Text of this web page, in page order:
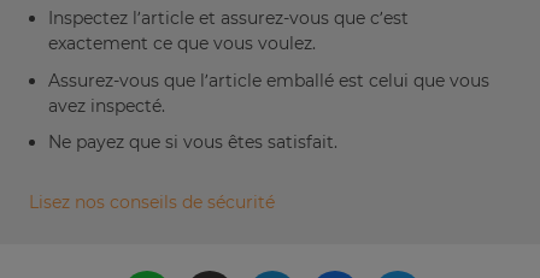
Inspectez l’article et assurez-vous que c’est
exactement ce que vous voulez.
Assurez-vous que l’article emballé est celui que vous
avez inspecté.
Ne payez que si vous êtes satisfait.
Lisez nos conseils de sécurité